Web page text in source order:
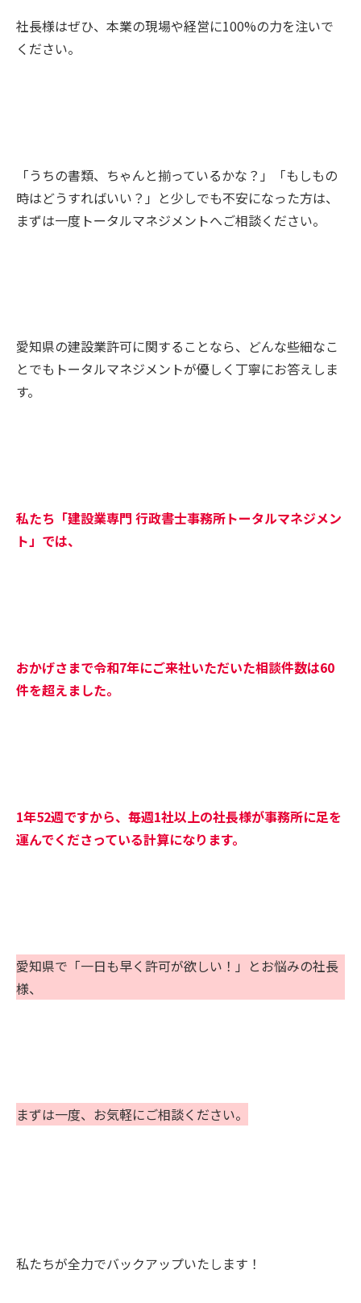
社長様はぜひ、本業の現場や経営に100%の力を注いで
ください。
「うちの書類、ちゃんと揃っているかな？」「もしもの
時はどうすればいい？」と少しでも不安になった方は、
まずは一度トータルマネジメントへご相談ください。
愛知県の建設業許可に関することなら、どんな些細なこ
とでもトータルマネジメントが優しく丁寧にお答えしま
す。
私たち「建設業専門 行政書士事務所トータルマネジメン
ト」では、
おかげさまで令和7年にご来社いただいた相談件数は60
件を超えました。
1年52週ですから、毎週1社以上の社長様が事務所に足を
運んでくださっている計算になります。
愛知県で「一日も早く許可が欲しい！」とお悩みの社長
様、
まずは一度、お気軽にご相談ください。
私たちが全力でバックアップいたします！